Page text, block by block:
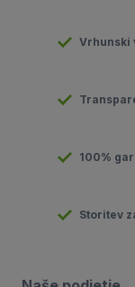
Vrhunski
100%
Storitev